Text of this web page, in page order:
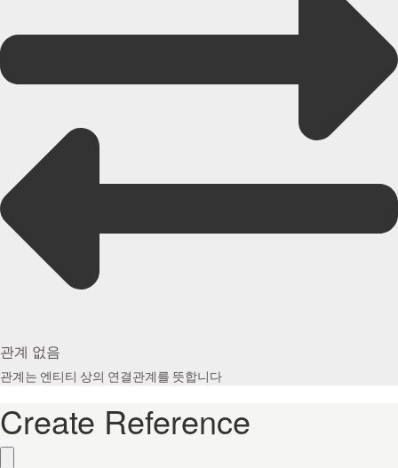
관계 없음
관계는 엔티티 상의 연결관계를 뜻합니다
Create Reference